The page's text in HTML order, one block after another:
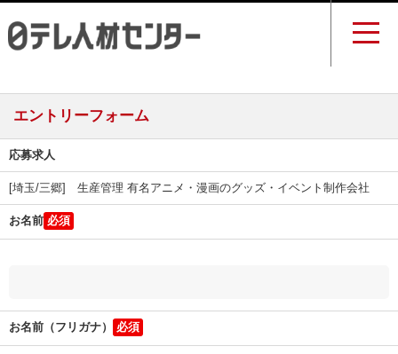
エントリーフォーム
応募求人
[埼玉/三郷] 生産管理 有名アニメ・漫画のグッズ・イベント制作会社
お名前
お名前（フリガナ）